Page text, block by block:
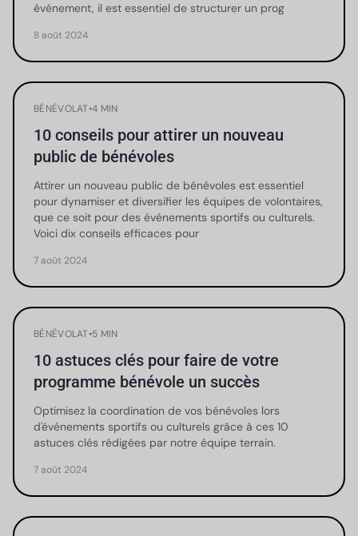
événement, il est essentiel de structurer un prog
8 août 2024
BÉNÉVOLAT•4 MIN
10 conseils pour attirer un nouveau
public de bénévoles
Attirer un nouveau public de bénévoles est essentiel
pour dynamiser et diversifier les équipes de volontaires,
que ce soit pour des événements sportifs ou culturels.
Voici dix conseils efficaces pour
7 août 2024
BÉNÉVOLAT•5 MIN
10 astuces clés pour faire de votre
programme bénévole un succès
Optimisez la coordination de vos bénévoles lors
d'événements sportifs ou culturels grâce à ces 10
astuces clés rédigées par notre équipe terrain.
7 août 2024